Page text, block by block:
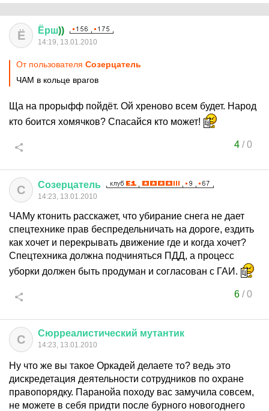
Ё Ёрш))
14:19, 13.01.2010
От пользователя Созерцатель
ЧАМ в кольце врагов
Ща на прорыфф пойдёт. Ой хреново всем будет. Народ
кто боится хомячков? Спасайся кто может!
4/0
С Созерцатель
14:23, 13.01.2010
ЧАМу ктонить расскажет, что убирание снега не дает
спецтехнике прав беспредельничать на дороге, ездить
как хочет и перекрывать движение где и когда хочет?
Спецтехника должна подчиняться ПДД, а процесс
уборки должен быть продуман и согласован с ГАИ.
6/0
С Сюрреалистический мутантик
14:23, 13.01.2010
Ну что же вы такое Оркадей делаете то? ведь это
дискредетация деятельности сотрудников по охране
правопорядку. Паранойа походу вас замучила совсем,
не можете в себя придти после бурного новогоднего